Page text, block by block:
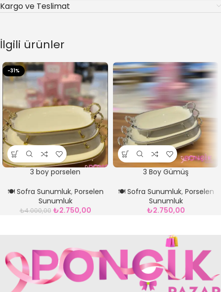
Kargo ve Teslimat
İlgili ürünler
-31%
3 boy porselen
🍽️ Sofra Sunumluk, Porselen
Sunumluk
₺4.000,00 ₺2.750,00
3 Boy Gümüş
🍽️ Sofra Sunumluk, Porselen
Sunumluk
₺2.750,00